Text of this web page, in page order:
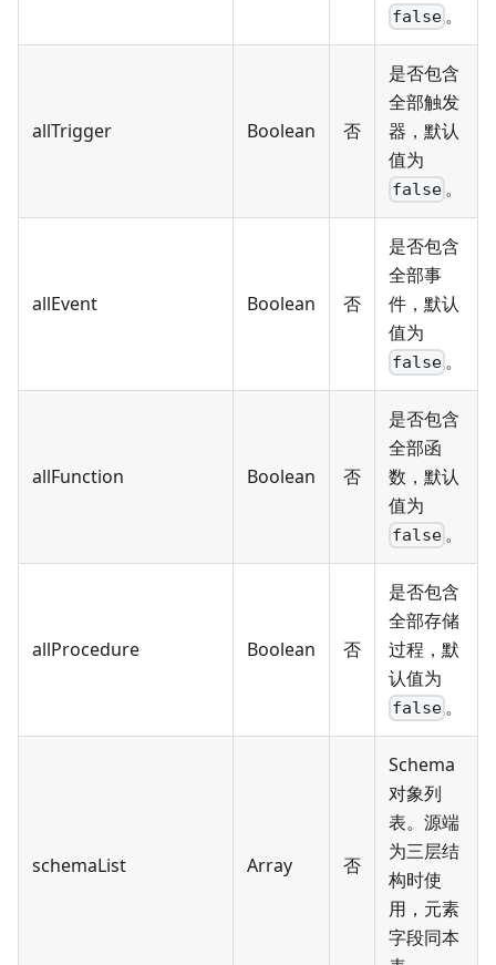
false 。
allTrigger Boolean 否
是否包含
全部触发
器，默认
值为
false 。
allEvent Boolean 否
是否包含
全部事
件，默认
值为
false 。
allFunction Boolean 否
是否包含
全部函
数，默认
值为
false 。
allProcedure Boolean 否
是否包含
全部存储
过程，默
认值为
false 。
schemaList Array 否
Schema
对象列
表。源端
为三层结
构时使
用，元素
字段同本